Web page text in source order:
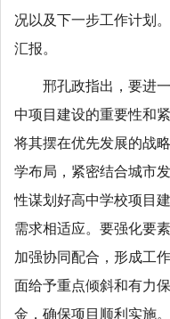
况以及下一步工作计划
汇报。
邢孔政指出，要进
中项目建设的重要性和
将其摆在优先发展的战
学布局，紧密结合城市
性谋划好高中学校项目
需求相适应。要强化要
加强协同配合，形成工
面给予重点倾斜和有力
金，确保项目顺利实施